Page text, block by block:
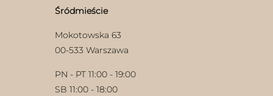
Śródmieście
Mokotowska 63
00-533 Warszawa
PN - PT 11:00 - 19:00
SB 11:00 - 18:00